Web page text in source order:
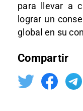
para llevar a
lograr un
global en su
Compartir